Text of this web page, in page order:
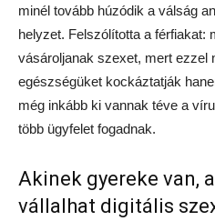
minél tovább húzódik a válság
helyzet. Felszólította a férfiakat:
vásároljanak szexet, mert ezzel
egészségüket kockáztatják
még inkább ki vannak téve a
több ügyfelet fogadnak.
Akinek gyereke van,
vállalhat digitális